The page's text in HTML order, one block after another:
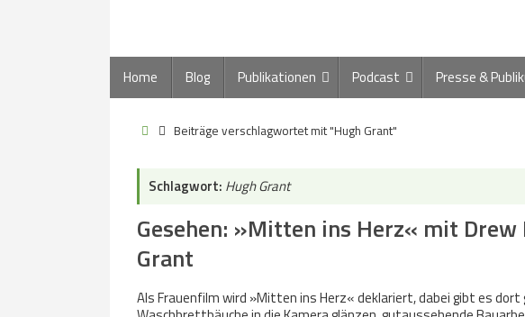
Inhalt
springen
Home Blog Publikationen Podcast Presse &
StartBeiträge verschlagwortet mit "Hugh Grant"
Schlagwort: Hugh Grant
Gesehen: »Mitten ins Herz« mit
Grant
Als Frauenfilm wird »Mitten ins Herz« deklariert, dabei gibt es dort